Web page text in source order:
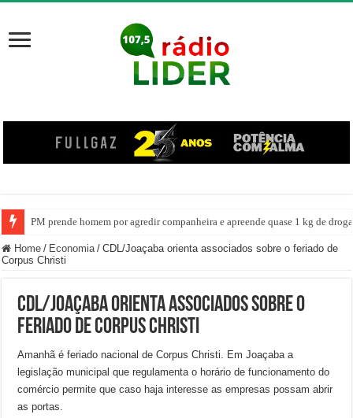
PM prende homem por agredir companheira e apreende quase 1 kg de
Home / Economia / CDL/Joaçaba orienta associados sobre o feriado de
Corpus Christi
CDL/Joaçaba orienta associados sobre o
feriado de Corpus Christi
Amanhã é feriado nacional de Corpus Christi. Em Joaçaba a
legislação municipal que regulamenta o horário de funcionamento do
comércio permite que caso haja interesse as empresas possam abrir
as portas.